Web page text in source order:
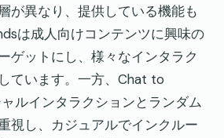
が異なり、提供している機能も
は成人向けコンテンツに興味の
ゲットにし、様々なインタラク
ています。一方、Chat to
ルインタラクションとランダム
視し、カジュアルでインクルー